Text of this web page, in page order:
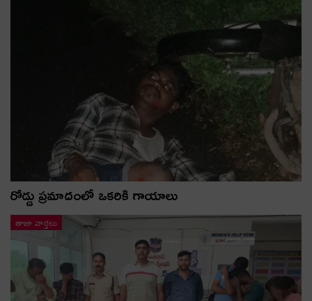
రోడ్డు ప్రమాదంలో ఒకరికి గాయాలు
తాజా వార్తలు